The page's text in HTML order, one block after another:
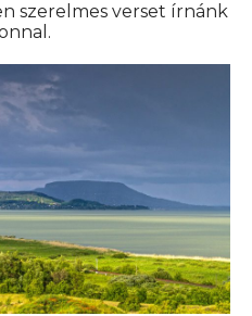
szerelmes verset írnánk